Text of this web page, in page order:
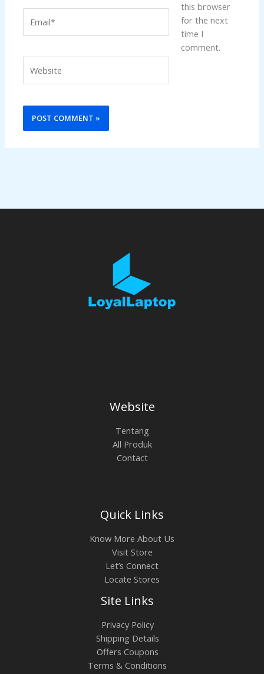
this browser
for the next
time I
comment.
Website
Tentang
All Produk
Contact
Quick Links
Know More About Us
Visit Store
Let’s Connect
Locate Stores
Site Links
Privacy Policy
Shipping Details
Offers Coupons
Terms & Conditions